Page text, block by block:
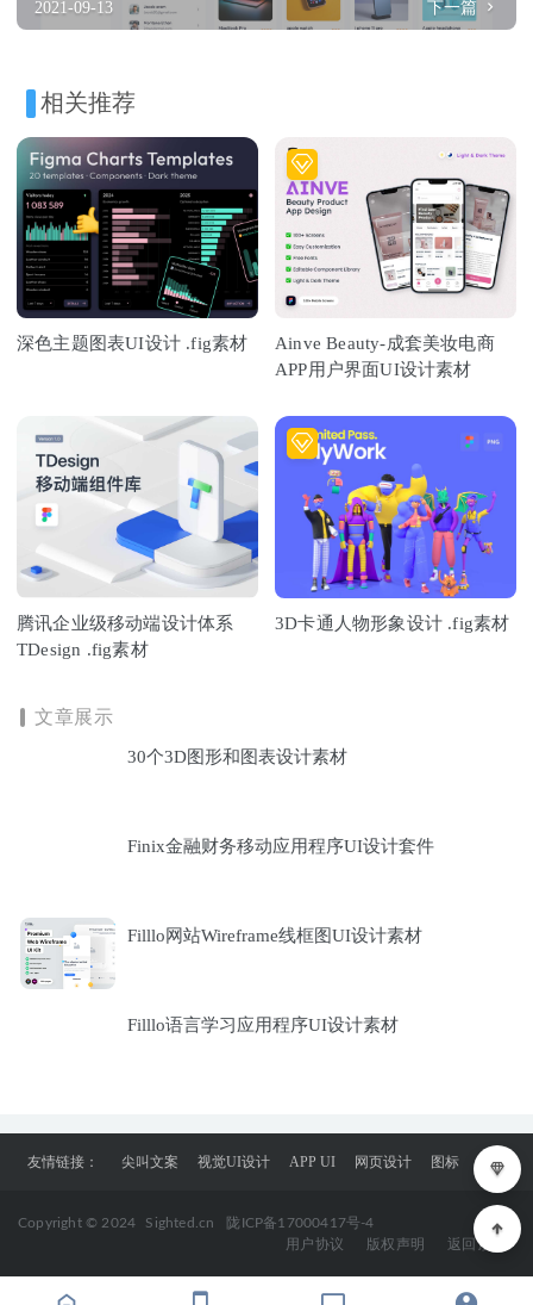
2021-09-13 下一篇
相关推荐
深色主题图表UI设计 .fig素材
Ainve Beauty-成套美妆电商
APP用户界面UI设计素材
腾讯企业级移动端设计体系
TDesign .fig素材
3D卡通人物形象设计 .fig素材
文章展示
30个3D图形和图表设计素材
Finix金融财务移动应用程序UI设计套件
Filllo网站Wireframe线框图UI设计素材
Filllo语言学习应用程序UI设计素材
友情链接： 尖叫文案 视觉UI设计 APP UI 网页设计 图标
Copyright © 2024 Sighted.cn
陇ICP备17000417号-4
用户协议
版权声明 返回顶部